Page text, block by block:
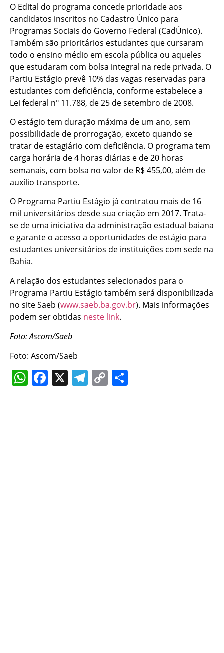
O Edital do programa concede prioridade aos
candidatos inscritos no Cadastro Único para
Programas Sociais do Governo Federal (CadÚnico).
Também são prioritários estudantes que cursaram
todo o ensino médio em escola pública ou aqueles
que estudaram com bolsa integral na rede privada. O
Partiu Estágio prevê 10% das vagas reservadas para
estudantes com deficiência, conforme estabelece a
Lei federal nº 11.788, de 25 de setembro de 2008.
O estágio tem duração máxima de um ano, sem
possibilidade de prorrogação, exceto quando se
tratar de estagiário com deficiência. O programa tem
carga horária de 4 horas diárias e de 20 horas
semanais, com bolsa no valor de R$ 455,00, além de
auxílio transporte.
O Programa Partiu Estágio já contratou mais de 16
mil universitários desde sua criação em 2017. Trata-
se de uma iniciativa da administração estadual baiana
e garante o acesso a oportunidades de estágio para
estudantes universitários de instituições com sede na
Bahia.
A relação dos estudantes selecionados para o
Programa Partiu Estágio também será disponibilizada
no site Saeb (www.saeb.ba.gov.br). Mais informações
podem ser obtidas neste link.
Foto: Ascom/Saeb
Foto: Ascom/Saeb
WhatsApp
Facebook
X Telegram
Copy